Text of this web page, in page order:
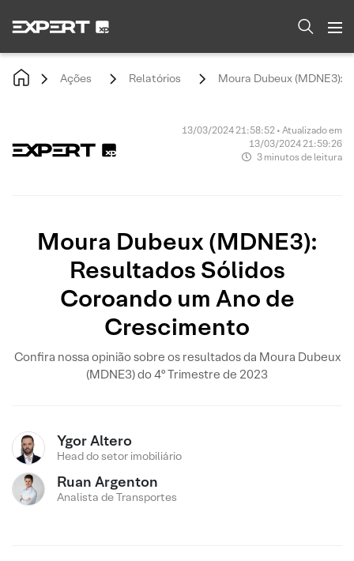
Ações Relatórios Moura Dubeux (MDNE3):
13/03/2024 21:58:52 • Atualizado em
13/03/2024 21:59:26
3 minutos de leitura
Moura Dubeux (MDNE3):
Resultados Sólidos
Coroando um Ano de
Crescimento
Confira nossa opinião sobre os resultados da Moura Dubeux
(MDNE3) do 4º Trimestre de 2023
Ygor Altero
Head do setor imobiliário
Ruan Argenton
Analista de Transportes